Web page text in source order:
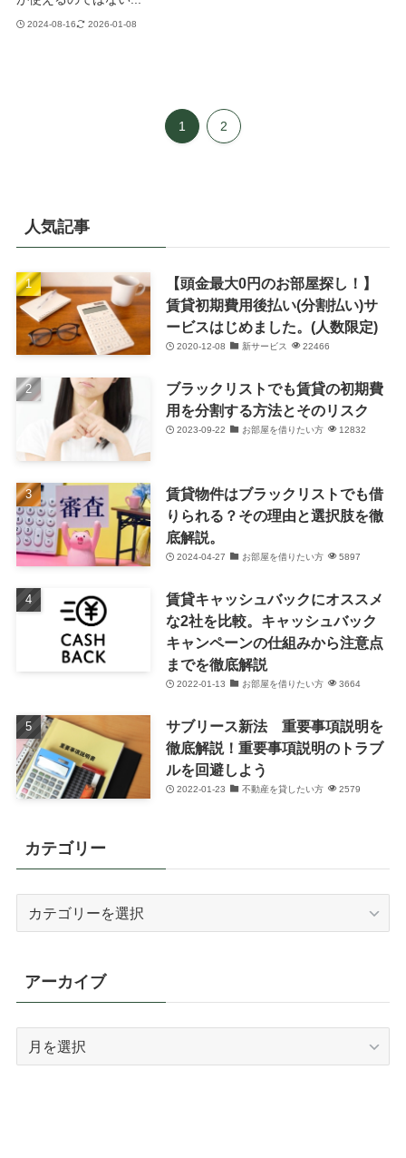
2024-08-16 2026-01-08
1 2
人気記事
【頭金最大0円のお部屋探し！】
賃貸初期費用後払い(分割払い)サ
ービスはじめました。(人数限定)
2020-12-08 新サービス 22466
ブラックリストでも賃貸の初期費
用を分割する方法とそのリスク
2023-09-22 お部屋を借りたい方 12832
賃貸物件はブラックリストでも借
りられる？その理由と選択肢を徹
底解説。
2024-04-27 お部屋を借りたい方 5897
賃貸キャッシュバックにオススメ
な2社を比較。キャッシュバック
キャンペーンの仕組みから注意点
までを徹底解説
2022-01-13 お部屋を借りたい方 3664
サブリース新法 重要事項説明を
徹底解説！重要事項説明のトラブ
ルを回避しよう
2022-01-23 不動産を貸したい方 2579
カテゴリー
リ
ー
アーカイブ